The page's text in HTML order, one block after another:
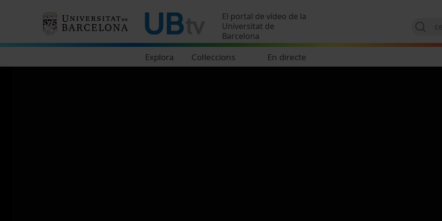
El portal de vídeo de la
Universitat de
Barcelona
Explora Col·leccions En directe